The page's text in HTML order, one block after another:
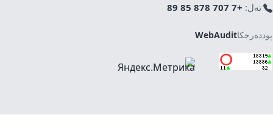
تەل: +7 707 878 85 89
پوددەرجكاWebAudit